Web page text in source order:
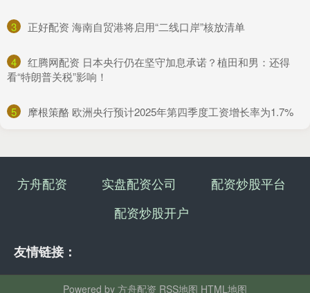
3 ​正好配资 海南自贸港将启用“二线口岸”核放清单
4
​红腾网配资 日本央行仍在坚守加息承诺？植田和男：还得
看“特朗普关税”影响！
5 ​摩根策酪 欧洲央行预计2025年第四季度工资增长率为1.7%
方舟配资 实盘配资公司
配资炒股平台
配资炒股开户
友情链接：
Powered by 方舟配资 RSS地图 HTML地图